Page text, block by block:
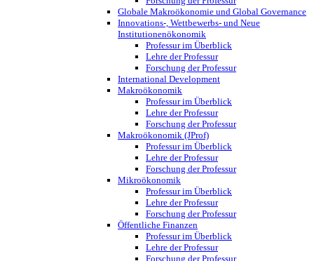
Globale Makroökonomie und Global Governance
Innovations-, Wettbewerbs- und Neue
Institutionenökonomik
Professur im Überblick
Lehre der Professur
Forschung der Professur
International Development
Makroökonomik
Professur im Überblick
Lehre der Professur
Forschung der Professur
Makroökonomik (JProf)
Professur im Überblick
Lehre der Professur
Forschung der Professur
Mikroökonomik
Professur im Überblick
Lehre der Professur
Forschung der Professur
Öffentliche Finanzen
Professur im Überblick
Lehre der Professur
Forschung der Professur